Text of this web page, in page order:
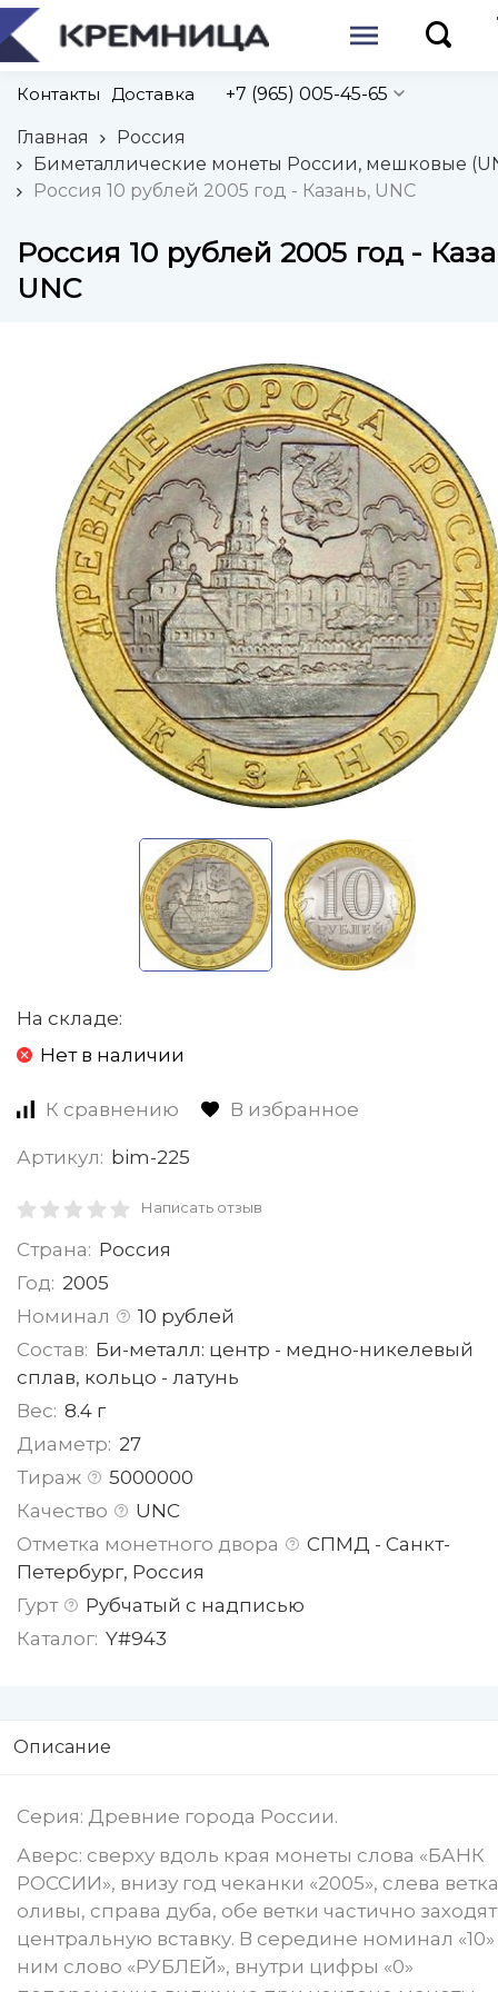
Контакты Доставка +7 (965) 005-45-65
Главная
Россия
Биметаллические монеты России, мешковые
Россия 10 рублей 2005 год - Казань, UNC
Россия 10 рублей 2005 год -
UNC
На складе:
Нет в наличии
К сравнению В избранное
Артикул: bim-225
Написать отзыв
Страна: Россия
Год: 2005
Номинал
10 рублей
Состав: Би-металл: центр - медно-никелевый
сплав, кольцо - латунь
Вес: 8.4 г
Диаметр: 27
Тираж
5000000
Качество
UNC
Отметка монетного двора
СПМД - Санкт-
Петербург, Россия
Гурт
Рубчатый с надписью
Каталог: Y#943
Описание
Серия: Древние города России.
Аверс: сверху вдоль края монеты слова «БАНК
РОССИИ», внизу год чеканки «2005», слева ветка
оливы, справа дуба, обе ветки частично
центральную вставку. В середине номинал
ним слово «РУБЛЕЙ», внутри цифры «0»